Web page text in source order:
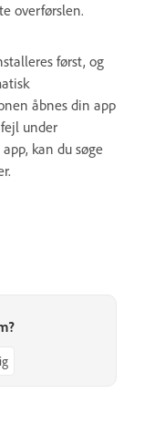
overførslen.
først, og
åbnes din app
under
kan du søge